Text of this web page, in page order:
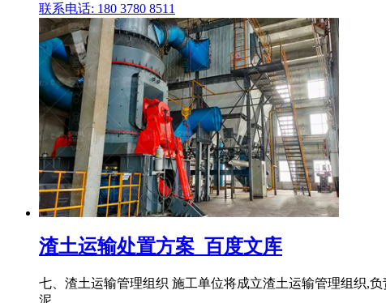
联系电话: 180 3780 8511
渣土运输处置方案_百度文库
七、渣土运输管理组织 施工单位将成立渣土运输管理组织,
泥 .